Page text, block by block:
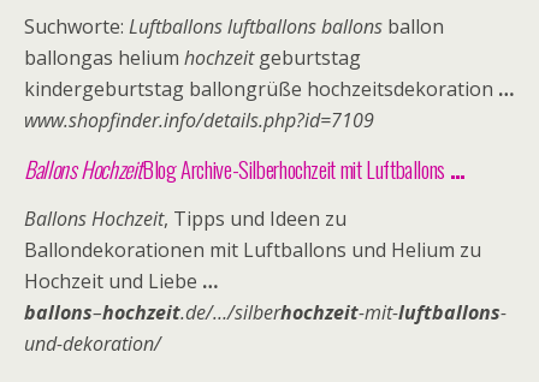
Suchworte: Luftballons luftballons ballons ballon
ballongas helium hochzeitgeburtstag
kindergeburtstag ballongrüße hochzeitsdekoration …
www.shopfinder.info/details.php?id=7109
Ballons HochzeitBlogArchive-Silberhochzeit mit Luftballons …
Ballons Hochzeit, Tipps und Ideen zu
Ballondekorationen mit Luftballons und Helium zu
Hochzeit und Liebe …
ballons–hochzeit.de/…/silberhochzeit-mit-luftballons-
und-dekoration/